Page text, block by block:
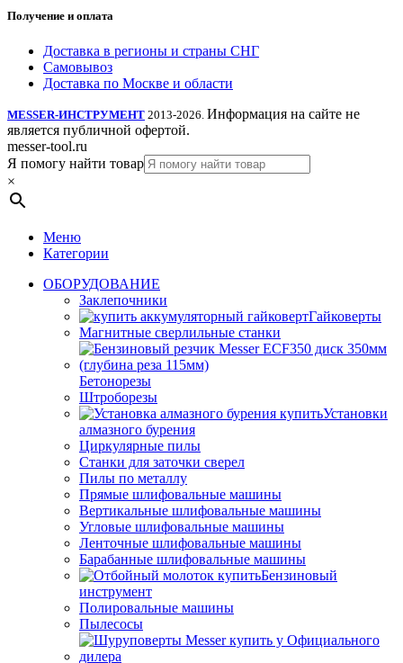
Получение и оплата
Доставка в регионы и страны СНГ
Самовывоз
Доставка по Москве и области
MESSER-ИНСТРУМЕНТ 2013-2026. Информация на сайте не
является публичной офертой.
messer-tool.ru
Я помогу найти товар
×
Меню
Категории
ОБОРУДОВАНИЕ
Заклепочники
Гайковерты
Магнитные сверлильные станки
Бетонорезы
Штроборезы
Установки
алмазного бурения
Циркулярные пилы
Станки для заточки сверел
Пилы по металлу
Прямые шлифовальные машины
Вертикальные шлифовальные машины
Угловые шлифовальные машины
Ленточные шлифовальные машины
Барабанные шлифовальные машины
Бензиновый
инструмент
Полировальные машины
Пылесосы